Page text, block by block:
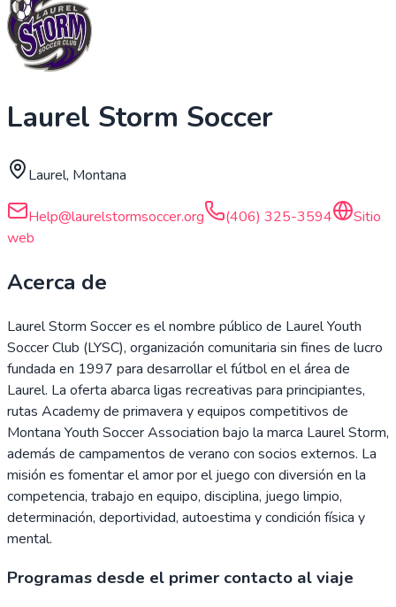
Laurel Storm Soccer
Laurel, Montana
Help@laurelstormsoccer.org (406) 325-3594
Sitio
web
Acerca de
Laurel Storm Soccer es el nombre público de Laurel Youth
Soccer Club (LYSC), organización comunitaria sin fines de lucro
fundada en 1997 para desarrollar el fútbol en el área de
Laurel. La oferta abarca ligas recreativas para principiantes,
rutas Academy de primavera y equipos competitivos de
Montana Youth Soccer Association bajo la marca Laurel Storm,
además de campamentos de verano con socios externos. La
misión es fomentar el amor por el juego con diversión en la
competencia, trabajo en equipo, disciplina, juego limpio,
determinación, deportividad, autoestima y condición física y
mental.
Programas desde el primer contacto al viaje